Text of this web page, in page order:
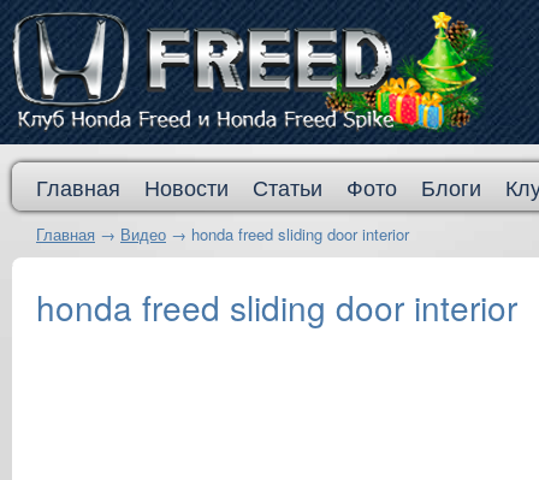
Главная Новости Статьи Фото Блоги
Главная → Видео → honda freed sliding door interior
honda freed sliding door interior